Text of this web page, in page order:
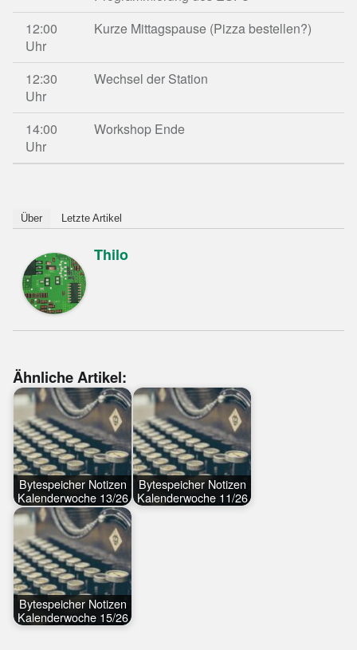
12:00
Uhr
Kurze Mittagspause (Pizza bestellen?)
12:30
Uhr
Wechsel der Station
14:00
Uhr
Workshop Ende
Über Letzte Artikel
Thilo
Ähnliche Artikel:
Bytespeicher Notizen
Kalenderwoche 13/26
Bytespeicher Notizen
Kalenderwoche 11/26
Bytespeicher Notizen
Kalenderwoche 15/26